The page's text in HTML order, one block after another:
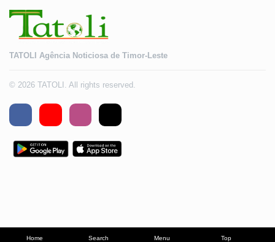
Home Search Menu Top
TATOLI Agência Noticiosa de Timor-Leste
© 2026 TATOLI. All rights reserved.